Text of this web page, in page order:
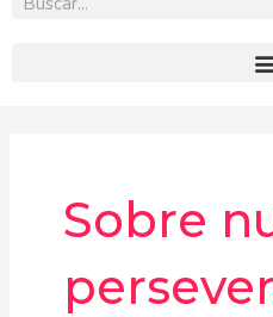
Sobre